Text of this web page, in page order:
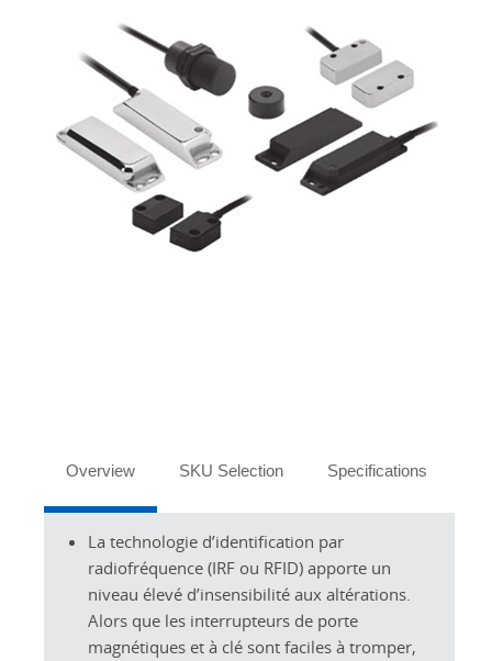
D40P
Overview SKU Selection Specifications
La technologie d’identification par
radiofréquence (IRF ou RFID) apporte un
niveau élevé d’insensibilité aux altérations.
Alors que les interrupteurs de porte
magnétiques et à clé sont faciles à tromper,